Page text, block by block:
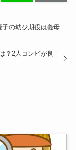
子の幼少期役は義母
？2人コンビが良